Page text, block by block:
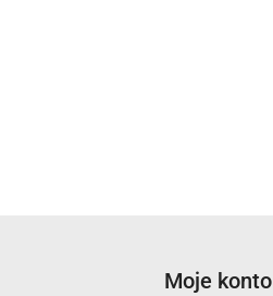
Moje konto